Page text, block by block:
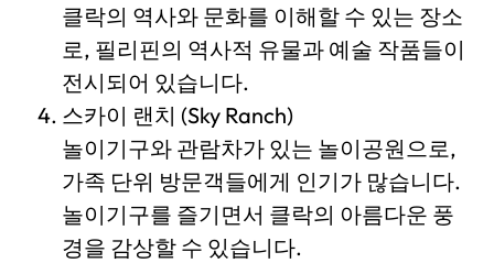
클락의 역사와 문화를 이해할 수 있는 장소
로, 필리핀의 역사적 유물과 예술 작품들이
전시되어 있습니다.
스카이 랜치 (Sky Ranch)
놀이기구와 관람차가 있는 놀이공원으로,
가족 단위 방문객들에게 인기가 많습니다.
놀이기구를 즐기면서 클락의 아름다운 풍
경을 감상할 수 있습니다.